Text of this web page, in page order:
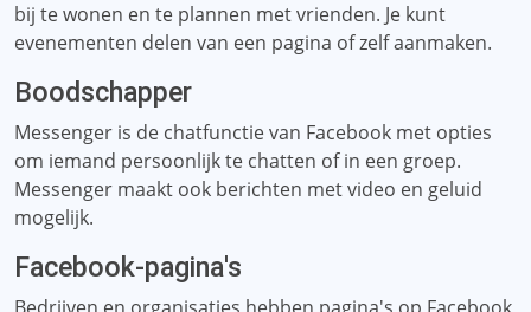
bij te wonen en te plannen met vrienden. Je kunt
evenementen delen van een pagina of zelf aanmaken.
Boodschapper
Messenger is de chatfunctie van Facebook met opties
om iemand persoonlijk te chatten of in een groep.
Messenger maakt ook berichten met video en geluid
mogelijk.
Facebook-pagina's